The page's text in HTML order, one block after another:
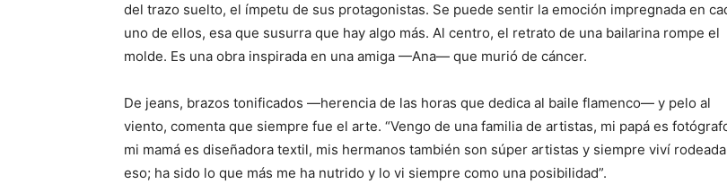
del trazo suelto, el ímpetu de sus protagonistas. Se puede sentir la emoción impregnada en
uno de ellos, esa que susurra que hay algo más. Al centro, el retrato de una bailarina rompe el
molde. Es una obra inspirada en una amiga —Ana— que murió de cáncer.
De jeans, brazos tonificados —herencia de las horas que dedica al baile flamenco— y pelo al
viento, comenta que siempre fue el arte. “Vengo de una familia de artistas, mi papá es
mi mamá es diseñadora textil, mis hermanos también son súper artistas y siempre viví
eso; ha sido lo que más me ha nutrido y lo vi siempre como una posibilidad”.